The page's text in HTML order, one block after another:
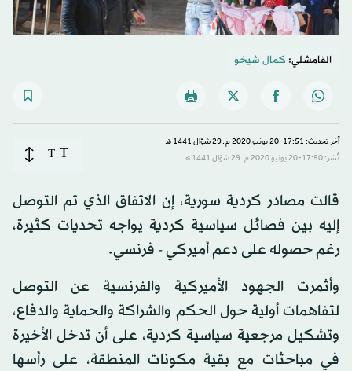
القامشلي: كمال شيخو
آخر تحديث: 17:51-20 يونيو 2020 م ـ 29 شوّال 1441 هـ
نُشر: 17:50-20 يونيو 2020 م ـ 29 شوّال 1441 هـ
T
T
قالت مصادر كردية سورية، إن الاتفاق الذي تم التوصل
إليه بين فصائل سياسية كردية يواجه تحديات كثيرة،
رغم حصوله على دعم أميركي - فرنسي.
وأثمرت الجهود الأميركية والفرنسية عن التوصل
لتفاهمات أولية حول الحكم والشراكة والحماية والدفاع،
وتشكيل مرجعية سياسية كردية، على أن تدخل الأخيرة
في مباحثات مع بقية مكونات المنطقة، على رأسها